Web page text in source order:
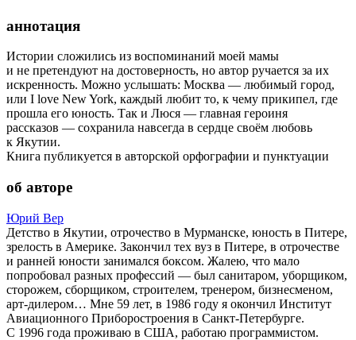
аннотация
Истории сложились из воспоминаний моей мамы
и не претендуют на достоверность, но автор ручается за их
искренность. Можно услышать: Москва — любимый город,
или I love New York, каждый любит то, к чему прикипел, где
прошла его юность. Так и Люся — главная героиня
рассказов — сохранила навсегда в сердце своём любовь
к Якутии.
Книга публикуется в авторской орфографии и пунктуации
об авторе
Юрий Вер
Детство в Якутии, отрочество в Мурманске, юность в Питере,
зрелость в Америке. Закончил тех вуз в Питере, в отрочестве
и ранней юности занимался боксом. Жалею, что мало
попробовал разных профессий — был санитаром, уборщиком,
сторожем, сборщиком, строителем, тренером, бизнесменом,
арт-дилером… Мне 59 лет, в 1986 году я окончил Институт
Авиационного Приборостроения в Санкт-Петербурге.
С 1996 года проживаю в США, работаю программистом.